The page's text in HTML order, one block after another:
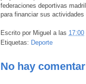
federaciones deportivas
para financiar sus actividades
Escrito por Miguel a las 17:00
Etiquetas: Deporte
No hay